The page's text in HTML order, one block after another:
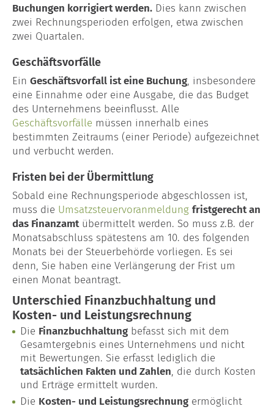
Buchungen korrigiert werden. Dies kann zwischen
zwei Rechnungsperioden erfolgen, etwa zwischen
zwei Quartalen.
Geschäftsvorfälle
Ein Geschäftsvorfall ist eine Buchung, insbesondere
eine Einnahme oder eine Ausgabe, die das Budget
des Unternehmens beeinflusst. Alle
Geschäftsvorfälle müssen innerhalb eines
bestimmten Zeitraums (einer Periode) aufgezeichnet
und verbucht werden.
Fristen bei der Übermittlung
Sobald eine Rechnungsperiode abgeschlossen ist,
muss die Umsatzsteuervoranmeldung fristgerecht an
das Finanzamtübermittelt werden. So muss z.B. der
Monatsabschluss spätestens am 10. des folgenden
Monats bei der Steuerbehörde vorliegen. Es sei
denn, Sie haben eine Verlängerung der Frist um
einen Monat beantragt.
Unterschied Finanzbuchhaltung und
Kosten- und Leistungsrechnung
Die Finanzbuchhaltung befasst sich mit dem
Gesamtergebnis eines Unternehmens und nicht
mit Bewertungen. Sie erfasst lediglich die
tatsächlichen Fakten und Zahlen, die durch Kosten
und Erträge ermittelt wurden.
Die Kosten- und Leistungsrechnung ermöglicht